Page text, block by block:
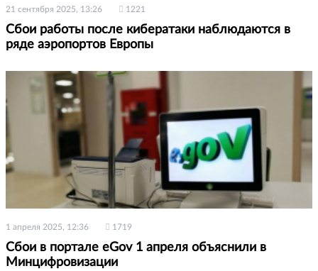
21 сентября 2025, 13:26 1221
Сбои работы после кибератаки наблюдаются в
ряде аэропортов Европы
1 апреля 2025, 12:36 1719
Сбои в портале eGov 1 апреля объяснили в
Минцифровизации